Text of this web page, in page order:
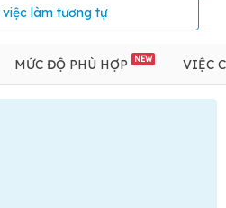
việc làm tương tự
MỨC ĐỘ PHÙ HỢP NEW VIỆC